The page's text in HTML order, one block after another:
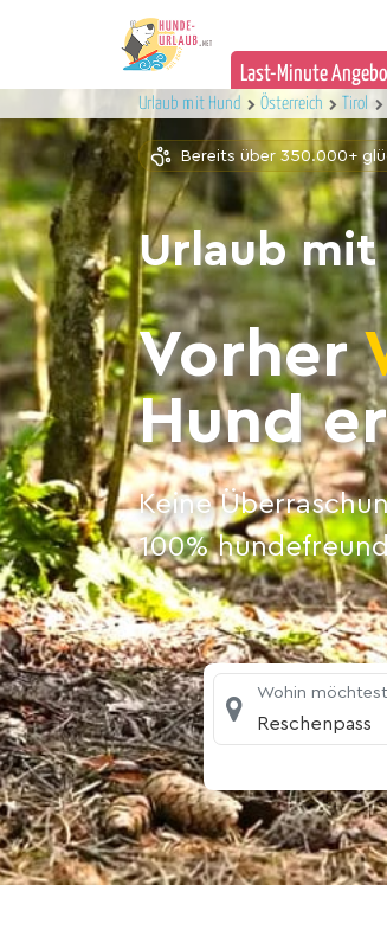
Last-Minute
Urlaub mit Hund Österreich Tirol
Bereits über 350.000+
Urlaub mit
Vorher
Hund
Keine
100%
Wohin
Reschenpass